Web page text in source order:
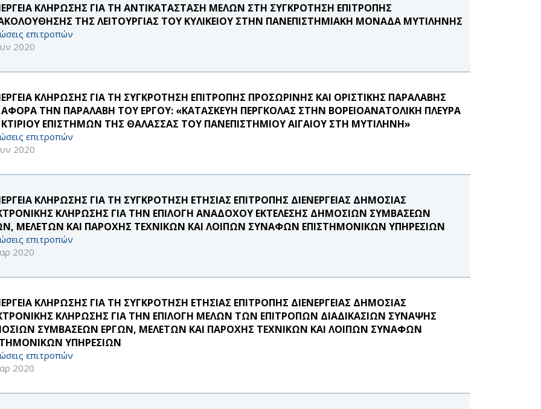
ΚΛΗΡΩΣΗΣ ΓΙΑ ΤΗ ΑΝΤΙΚΑΤΑΣΤΑΣΗ ΜΕΛΩΝ ΣΤΗ ΣΥΓΚΡΟΤΗΣΗ ΕΠΙΤΡΟΠΗΣ
ΤΗΣ ΛΕΙΤΟΥΡΓΙΑΣ ΤΟΥ ΚΥΛΙΚΕΙΟΥ ΣΤΗΝ ΠΑΝΕΠΙΣΤΗΜΙΑΚΗ ΜΟΝΑΔΑ ΜΥΤΙΛΗΝΗΣ
επιτροπών
2020
ΚΛΗΡΩΣΗΣ ΓΙΑ ΤΗ ΣΥΓΚΡΟΤΗΣΗ ΕΠΙΤΡΟΠΗΣ ΠΡΟΣΩΡΙΝΗΣ ΚΑΙ ΟΡΙΣΤΙΚΗΣ ΠΑΡΑΛΑΒΗΣ
ΤΗΝ ΠΑΡΑΛΑΒΗ ΤΟΥ ΕΡΓΟΥ: «ΚΑΤΑΣΚΕΥΗ ΠΕΡΓΚΟΛΑΣ ΣΤΗΝ ΒΟΡΕΙΟΑΝΑΤΟΛΙΚΗ ΠΛΕΥΡΑ
ΕΠΙΣΤΗΜΩΝ ΤΗΣ ΘΑΛΑΣΣΑΣ ΤΟΥ ΠΑΝΕΠΙΣΤΗΜΙΟΥ ΑΙΓΑΙΟΥ ΣΤΗ ΜΥΤΙΛΗΝΗ»
επιτροπών
2020
ΚΛΗΡΩΣΗΣ ΓΙΑ ΤΗ ΣΥΓΚΡΟΤΗΣΗ ΕΤΗΣΙΑΣ ΕΠΙΤΡΟΠΗΣ ΔΙΕΝΕΡΓΕΙΑΣ ΔΗΜΟΣΙΑΣ
ΚΛΗΡΩΣΗΣ ΓΙΑ ΤΗΝ ΕΠΙΛΟΓΗ ΑΝΑΔΟΧΟΥ ΕΚΤΕΛΕΣΗΣ ΔΗΜΟΣΙΩΝ ΣΥΜΒΑΣΕΩΝ
ΜΕΛΕΤΩΝ ΚΑΙ ΠΑΡΟΧΗΣ ΤΕΧΝΙΚΩΝ ΚΑΙ ΛΟΙΠΩΝ ΣΥΝΑΦΩΝ ΕΠΙΣΤΗΜΟΝΙΚΩΝ ΥΠΗΡΕΣΙΩΝ
επιτροπών
2020
ΚΛΗΡΩΣΗΣ ΓΙΑ ΤΗ ΣΥΓΚΡΟΤΗΣΗ ΕΤΗΣΙΑΣ ΕΠΙΤΡΟΠΗΣ ΔΙΕΝΕΡΓΕΙΑΣ ΔΗΜΟΣΙΑΣ
ΚΛΗΡΩΣΗΣ ΓΙΑ ΤΗΝ ΕΠΙΛΟΓΗ ΜΕΛΩΝ ΤΩΝ ΕΠΙΤΡΟΠΩΝ ΔΙΑΔΙΚΑΣΙΩΝ ΣΥΝΑΨΗΣ
ΣΥΜΒΑΣΕΩΝ ΕΡΓΩΝ, ΜΕΛΕΤΩΝ ΚΑΙ ΠΑΡΟΧΗΣ ΤΕΧΝΙΚΩΝ ΚΑΙ ΛΟΙΠΩΝ ΣΥΝΑΦΩΝ
ΥΠΗΡΕΣΙΩΝ
επιτροπών
2020